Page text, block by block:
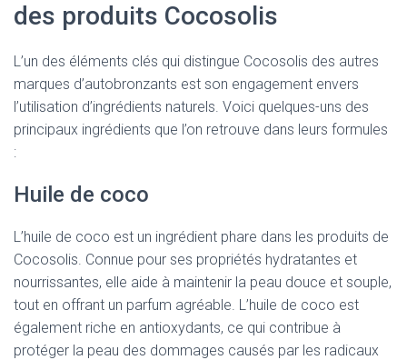
des produits Cocosolis
L’un des éléments clés qui distingue Cocosolis des autres
marques d’autobronzants est son engagement envers
l’utilisation d’ingrédients naturels. Voici quelques-uns des
principaux ingrédients que l’on retrouve dans leurs formules
:
Huile de coco
L’huile de coco est un ingrédient phare dans les produits de
Cocosolis. Connue pour ses propriétés hydratantes et
nourrissantes, elle aide à maintenir la peau douce et souple,
tout en offrant un parfum agréable. L’huile de coco est
également riche en antioxydants, ce qui contribue à
protéger la peau des dommages causés par les radicaux